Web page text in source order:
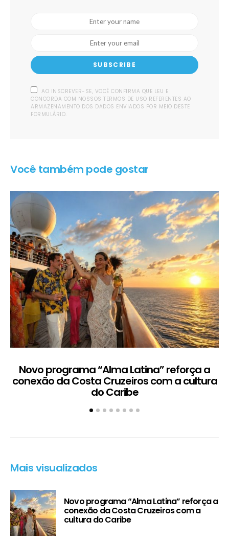
SUBSCRIBE
AO INSCREVER-SE, VOCÊ CONFIRMA QUE LEU E
CONCORDA COM NOSSOS TERMOS DE USO REFERENTES AO
ARMAZENAMENTO DOS DADOS ENVIADOS POR MEIO DESTE
FORMULÁRIO.
Você também pode gostar
Novo programa “Alma Latina” reforça a
conexão da Costa Cruzeiros com a cultura
do Caribe
Mais visualizados
Novo programa “Alma Latina” reforça a
conexão da Costa Cruzeiros com a
cultura do Caribe